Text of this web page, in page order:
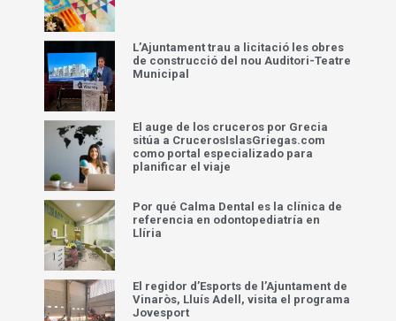
L’Ajuntament trau a licitació les obres
de construcció del nou Auditori-Teatre
Municipal
El auge de los cruceros por Grecia
sitúa a CrucerosIslasGriegas.com
como portal especializado para
planificar el viaje
Por qué Calma Dental es la clínica de
referencia en odontopediatría en
Llíria
El regidor d’Esports de l’Ajuntament de
Vinaròs, Lluís Adell, visita el programa
Jovesport